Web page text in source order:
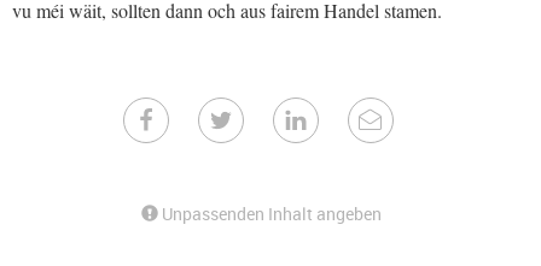
vu méi wäit, sollten dann och aus fairem Handel stamen.
Unpassenden Inhalt angeben